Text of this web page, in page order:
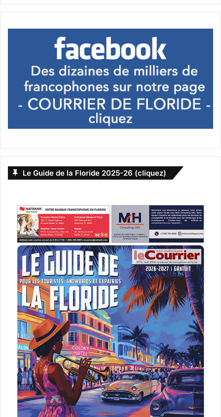
Le Guide de la Floride 2025-26 (cliquez)